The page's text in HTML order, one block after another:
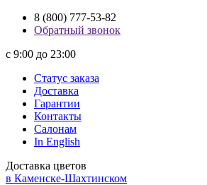
8 (800) 777-53-82
Обратный звонок
с 9:00 до 23:00
Статус заказа
Доставка
Гарантии
Контакты
Салонам
In English
Доставка цветов
в Каменске-Шахтинском